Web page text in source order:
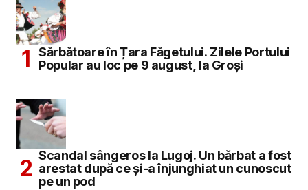
Sărbătoare în Țara Făgetului. Zilele Portului
Popular au loc pe 9 august, la Groși
Scandal sângeros la Lugoj. Un bărbat a fost
arestat după ce și-a înjunghiat un cunoscut
pe un pod